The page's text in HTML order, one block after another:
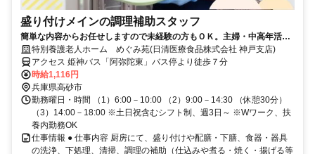
盛り付けメインの調理補助スタッフ
簡単な内容からお任せしますので未経験の方もＯＫ。主婦・中高年活躍
中◆履歴書不要◆
特別養護老人ホーム めぐみ苑(日清医療食品株式会社 神戸支店)
アクセス 姫神バス「阿弥陀東」バス停より徒歩７分
時給1,116円
兵庫県高砂市
勤務曜日・時間 （1）6:00－10:00 （2）9:00－14:30 （休憩30分）
（3）14:00－18:00 ※土日祝含むシフト制、週3日～ ※Wワーク、扶
養内勤務OK
仕事情報 ● 仕事内容 厨房にて、盛り付けや配膳・下膳、食器・器具
の洗浄、下処理、清掃、調理の補助（仕込みや煮る・焼く・揚げる等